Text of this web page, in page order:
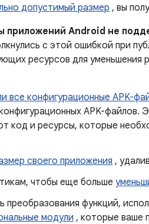
допустимый размер , вы
приложений Android не
с этой ошибкой при
ресурсов для уменьшения
все конфигурационные APK-
APK-файлов.
код и ресурсы, которые
своего приложения ,
чтобы еще больше
функций,
модули , которые ваше